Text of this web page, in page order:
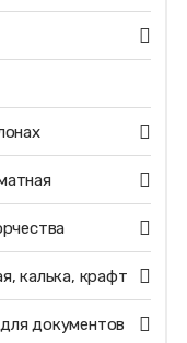
калька, крафт
документов